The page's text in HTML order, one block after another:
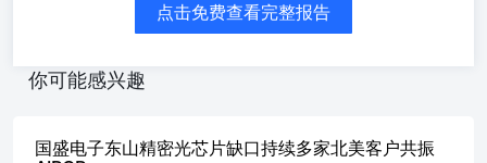
点击免费查看完整报告
你可能感兴趣
国盛电子东山精密光芯片缺口持续多家北美客户共振